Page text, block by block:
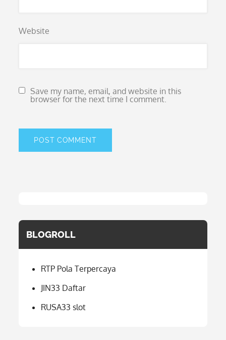
Website
Save my name, email, and website in this
browser for the next time I comment.
BLOGROLL
RTP Pola Terpercaya
JIN33 Daftar
RUSA33 slot